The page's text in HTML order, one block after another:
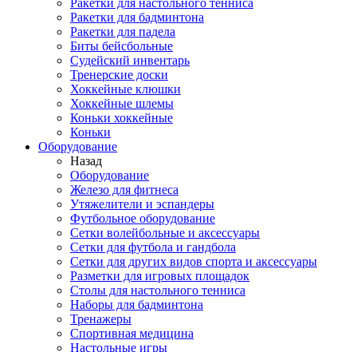
Ракетки для настольного тенниса
Ракетки для бадминтона
Ракетки для падела
Биты бейсбольные
Судейский инвентарь
Тренерские доски
Хоккейные клюшки
Хоккейные шлемы
Коньки хоккейные
Коньки
Оборудование
Назад
Оборудование
Железо для фитнеса
Утяжелители и эспандеры
Футбольное оборудование
Сетки волейбольные и аксессуары
Сетки для футбола и гандбола
Сетки для других видов спорта и аксессуары
Разметки для игровых площадок
Столы для настольного тенниса
Наборы для бадминтона
Тренажеры
Спортивная медицина
Настольные игры